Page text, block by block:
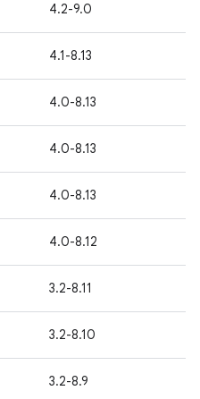
4.2-9.0
4.1-8.13
4.0-8.13
4.0-8.13
4.0-8.13
4.0-8.12
3.2-8.11
3.2-8.10
3.2-8.9